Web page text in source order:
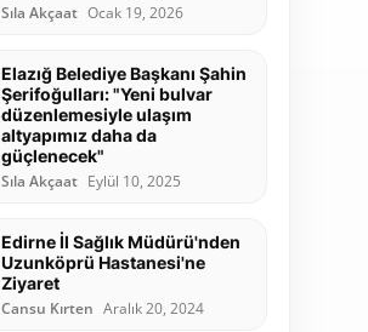
Sıla Akçaat Ocak 19, 2026
Elazığ Belediye Başkanı Şahin
Şerifoğulları: "Yeni bulvar
düzenlemesiyle ulaşım
altyapımız daha da
güçlenecek"
Sıla Akçaat Eylül 10, 2025
Edirne İl Sağlık Müdürü'nden
Uzunköprü Hastanesi'ne
Ziyaret
Cansu Kırten Aralık 20, 2024